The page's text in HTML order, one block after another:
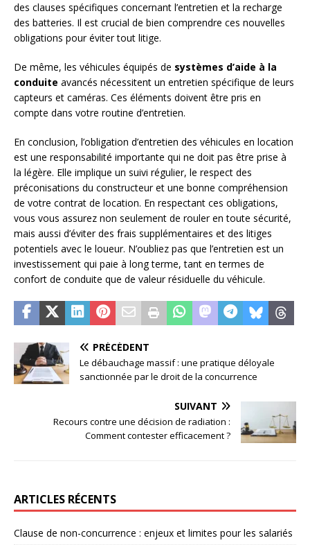
des clauses spécifiques concernant l’entretien et la recharge
des batteries. Il est crucial de bien comprendre ces nouvelles
obligations pour éviter tout litige.
De même, les véhicules équipés de systèmes d’aide à la
conduite avancés nécessitent un entretien spécifique de leurs
capteurs et caméras. Ces éléments doivent être pris en
compte dans votre routine d’entretien.
En conclusion, l’obligation d’entretien des véhicules en location
est une responsabilité importante qui ne doit pas être prise à
la légère. Elle implique un suivi régulier, le respect des
préconisations du constructeur et une bonne compréhension
de votre contrat de location. En respectant ces obligations,
vous vous assurez non seulement de rouler en toute sécurité,
mais aussi d’éviter des frais supplémentaires et des litiges
potentiels avec le loueur. N’oubliez pas que l’entretien est un
investissement qui paie à long terme, tant en termes de
confort de conduite que de valeur résiduelle du véhicule.
PRÉCÉDENT
Le débauchage massif : une pratique déloyale
sanctionnée par le droit de la concurrence
SUIVANT
Recours contre une décision de radiation :
Comment contester efficacement ?
ARTICLES RÉCENTS
Clause de non-concurrence : enjeux et limites pour les salariés